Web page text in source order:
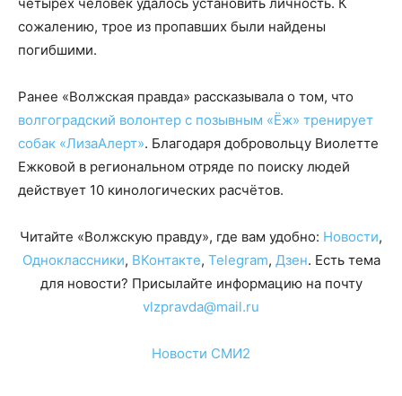
сожалению, трое из пропавших были найдены
погибшими.
Ранее «Волжская правда» рассказывала о том, что
волгоградский волонтер с позывным «Ёж» тренирует
собак «ЛизаАлерт». Благодаря добровольцу Виолетте
Ежковой в региональном отряде по поиску людей
действует 10 кинологических расчётов.
Читайте «Волжскую правду», где вам удобно: Новости,
Одноклассники, ВКонтакте, Telegram, Дзен. Есть тема
для новости? Присылайте информацию на почту
vlzpravda@mail.ru
Новости СМИ2